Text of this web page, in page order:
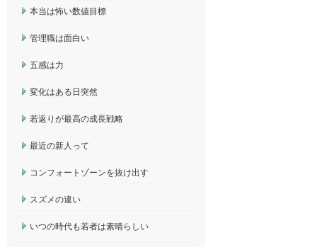
本当は怖い数値目標
管理職は面白い
五感は力
変化はある日突然
若返りが最高の成長戦略
最近の新人って
コンフォートゾーンを抜け出す
スズメの違い
いつの時代も若者は素晴らしい